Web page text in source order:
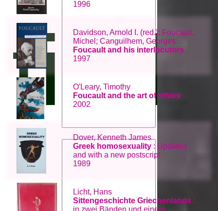
titel:
1996
Davidson, Arnold I. (red.); Foucault,
Michel; Canguilhem, Georges …
Foucault and his interlocutors
1997
O'Leary, Timothy
Foucault and the art of ethics
2002
Dover, Kenneth James
Greek homosexuality : Updated
and with a new postscript
1989
Licht, Hans
Sittengeschichte Griechenlands :
in zwei Bänden und einem